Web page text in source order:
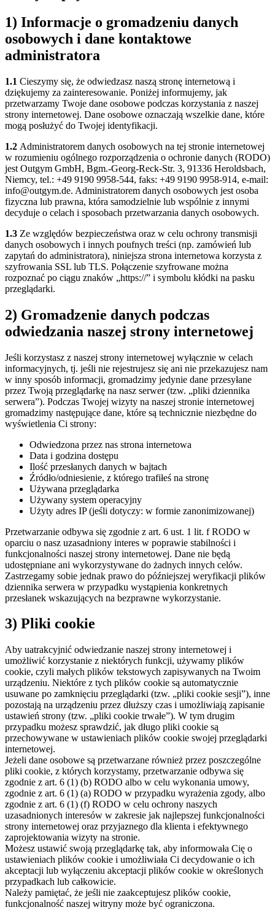
1) Informacje o gromadzeniu danych
osobowych i dane kontaktowe
administratora
1.1 Cieszymy się, że odwiedzasz naszą stronę internetową i
dziękujemy za zainteresowanie. Poniżej informujemy, jak
przetwarzamy Twoje dane osobowe podczas korzystania z naszej
strony internetowej. Dane osobowe oznaczają wszelkie dane, które
mogą posłużyć do Twojej identyfikacji.
1.2 Administratorem danych osobowych na tej stronie internetowej
w rozumieniu ogólnego rozporządzenia o ochronie danych (RODO)
jest Outgym GmbH, Bgm.-Georg-Reck-Str. 3, 91336 Heroldsbach,
Niemcy, tel.: +49 9190 9958-544, faks: +49 9190 9958-914, e-mail:
info@outgym.de. Administratorem danych osobowych jest osoba
fizyczna lub prawna, która samodzielnie lub wspólnie z innymi
decyduje o celach i sposobach przetwarzania danych osobowych.
1.3 Ze względów bezpieczeństwa oraz w celu ochrony transmisji
danych osobowych i innych poufnych treści (np. zamówień lub
zapytań do administratora), niniejsza strona internetowa korzysta z
szyfrowania SSL lub TLS. Połączenie szyfrowane można
rozpoznać po ciągu znaków „https://” i symbolu kłódki na pasku
przeglądarki.
2) Gromadzenie danych podczas
odwiedzania naszej strony internetowej
Jeśli korzystasz z naszej strony internetowej wyłącznie w celach
informacyjnych, tj. jeśli nie rejestrujesz się ani nie przekazujesz nam
w inny sposób informacji, gromadzimy jedynie dane przesyłane
przez Twoją przeglądarkę na nasz serwer (tzw. „pliki dziennika
serwera”). Podczas Twojej wizyty na naszej stronie internetowej
gromadzimy następujące dane, które są technicznie niezbędne do
wyświetlenia Ci strony:
Odwiedzona przez nas strona internetowa
Data i godzina dostępu
Ilość przesłanych danych w bajtach
Źródło/odniesienie, z którego trafiłeś na stronę
Używana przeglądarka
Używany system operacyjny
Użyty adres IP (jeśli dotyczy: w formie zanonimizowanej)
Przetwarzanie odbywa się zgodnie z art. 6 ust. 1 lit. f RODO w
oparciu o nasz uzasadniony interes w poprawie stabilności i
funkcjonalności naszej strony internetowej. Dane nie będą
udostępniane ani wykorzystywane do żadnych innych celów.
Zastrzegamy sobie jednak prawo do późniejszej weryfikacji plików
dziennika serwera w przypadku wystąpienia konkretnych
przesłanek wskazujących na bezprawne wykorzystanie.
3) Pliki cookie
Aby uatrakcyjnić odwiedzanie naszej strony internetowej i
umożliwić korzystanie z niektórych funkcji, używamy plików
cookie, czyli małych plików tekstowych zapisywanych na Twoim
urządzeniu. Niektóre z tych plików cookie są automatycznie
usuwane po zamknięciu przeglądarki (tzw. „pliki cookie sesji”), inne
pozostają na urządzeniu przez dłuższy czas i umożliwiają zapisanie
ustawień strony (tzw. „pliki cookie trwałe”). W tym drugim
przypadku możesz sprawdzić, jak długo pliki cookie są
przechowywane w ustawieniach plików cookie swojej przeglądarki
internetowej.
Jeżeli dane osobowe są przetwarzane również przez poszczególne
pliki cookie, z których korzystamy, przetwarzanie odbywa się
zgodnie z art. 6 (1) (b) RODO albo w celu wykonania umowy,
zgodnie z art. 6 (1) (a) RODO w przypadku wyrażenia zgody, albo
zgodnie z art. 6 (1) (f) RODO w celu ochrony naszych
uzasadnionych interesów w zakresie jak najlepszej funkcjonalności
strony internetowej oraz przyjaznego dla klienta i efektywnego
zaprojektowania wizyty na stronie.
Możesz ustawić swoją przeglądarkę tak, aby informowała Cię o
ustawieniach plików cookie i umożliwiała Ci decydowanie o ich
akceptacji lub wyłączeniu akceptacji plików cookie w określonych
przypadkach lub całkowicie.
Należy pamiętać, że jeśli nie zaakceptujesz plików cookie,
funkcjonalność naszej witryny może być ograniczona.